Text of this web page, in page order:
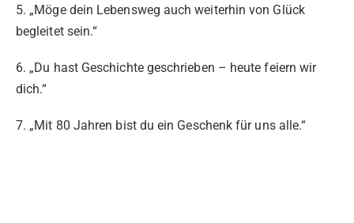
5. „Möge dein Lebensweg auch weiterhin von Glück
begleitet sein.“
6. „Du hast Geschichte geschrieben – heute feiern wir
dich.“
7. „Mit 80 Jahren bist du ein Geschenk für uns alle.“